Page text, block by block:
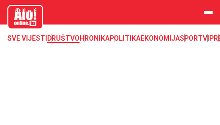
aloonline.b
SVE VIJESTI DRUŠTVOHRONIKAPOLITIKAEKONOMIJASPORTVIP